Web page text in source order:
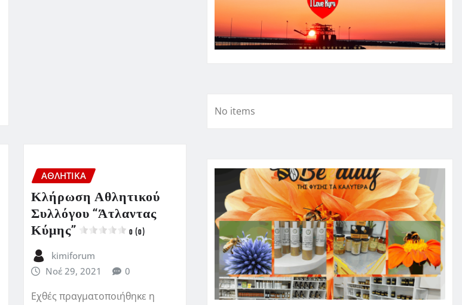
ΑΘΛΗΤΙΚΑ
Κλήρωση Αθλητικού
Συλλόγου “Άτλαντας
Κύμης”
0 (0)
kimiforum
Νοέ 29, 2021
0
Εχθές πραγματοποιήθηκε η